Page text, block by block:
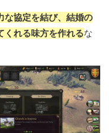
な協定を結び、結婚の
くれる味方を作れるな